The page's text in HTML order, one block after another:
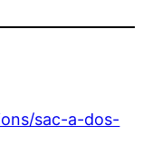
sac-a-dos-